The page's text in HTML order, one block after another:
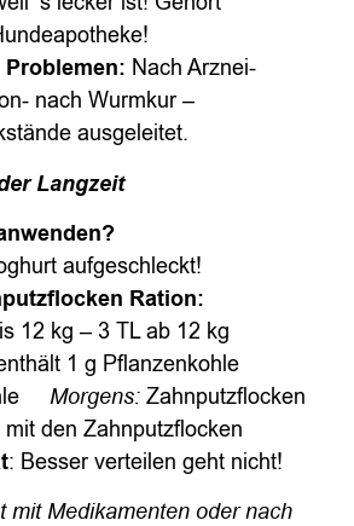
Nach Arznei-
nach Wurmkur –
ausgeleitet.
Langzeit
aufgeschleckt!
Ration:
12 kg – 3 TL ab 12 kg
1 g Pflanzenkohle
Morgens: Zahnputzflocken
den Zahnputzflocken
: Besser verteilen geht nicht!
mit Medikamenten oder nach